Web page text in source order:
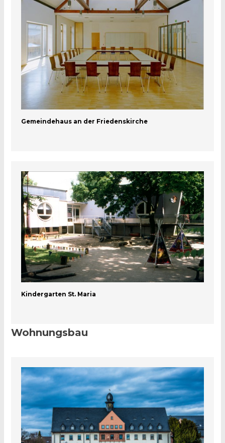
Gemeindehaus an der Friedenskirche
Kindergarten St. Maria
Wohnungsbau